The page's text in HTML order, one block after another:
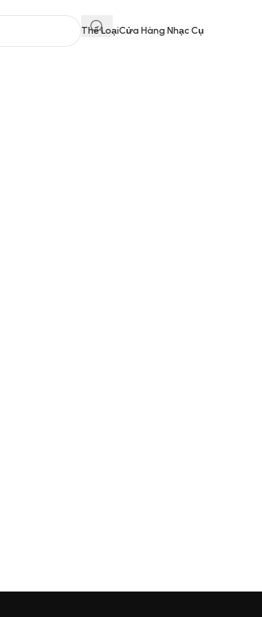
Thể LoạiCửa Hàng Nhạc Cụ